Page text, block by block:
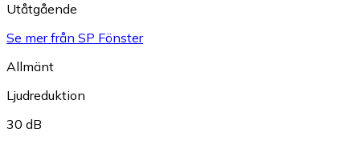
Utåtgående
Se mer från SP Fönster
Allmänt
Ljudreduktion
30 dB